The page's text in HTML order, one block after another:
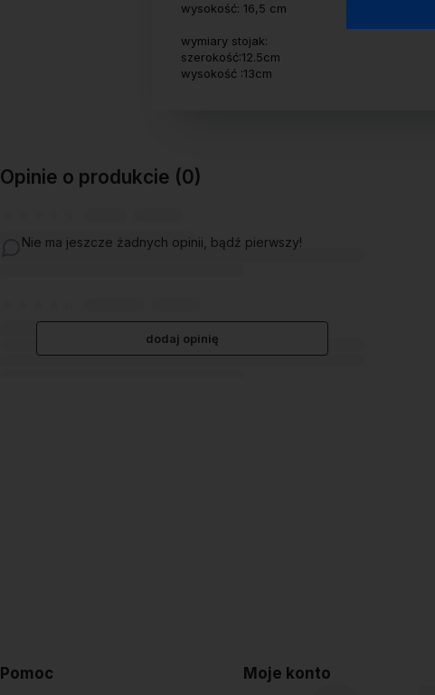
wysokość: 16,5 cm
wymiary stojak:
szerokość:12.5cm
wysokość :13cm
Opinie o produkcie (0)
Nie ma jeszcze żadnych opinii, bądź pierwszy!
dodaj opinię
Pomoc Moje konto